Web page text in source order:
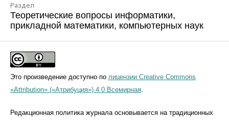
Раздел
Теоретические вопросы информатики,
прикладной математики, компьютерных наук
Это произведение доступно по лицензии Creative Commons
«Attribution» («Атрибуция») 4.0 Всемирная.
Редакционная политика журнала основывается на традиционных